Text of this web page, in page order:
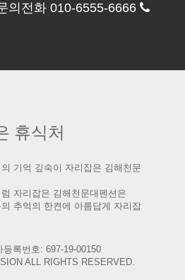
의전화 010-6555-6666
휴식처
기억 깊숙이 자리잡은 김해천문
자리잡은 김해천문대펜션은
추억의 한켠에 아름답게 자리잡
록번호: 697-19-00150
ALL RIGHTS RESERVED.